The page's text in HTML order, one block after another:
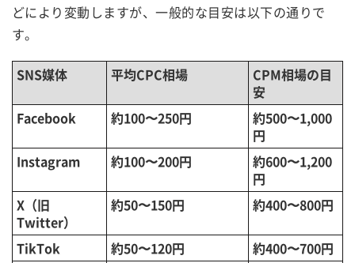
どにより変動しますが、一般的な目安は以下の通りで
す。
SNS媒体 平均CPC相場
CPM相場の目
安
Facebook
約100〜250円
約500〜1,000
円
Instagram
約100〜200円
約600〜1,200
円
X（旧
Twitter）
約50〜150円 約400〜800円
TikTok 約50〜120円
約400〜700円